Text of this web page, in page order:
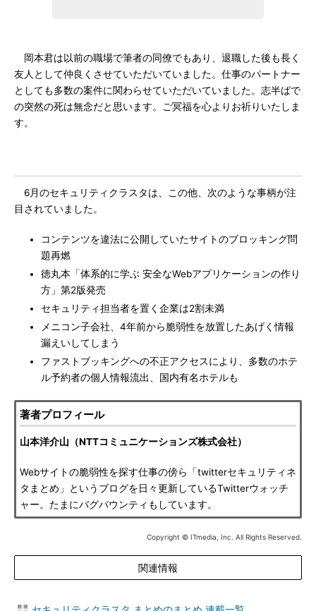
岡本君は以前の職場で筆者の同僚でもあり、退職した後も長く
友人として仲良くさせていただいていました。仕事のパートナー
としても多数の案件に関わらせていただいていました。志半ばで
の突然の死は無念だと思います。ご冥福を心よりお祈りいたしま
す。
6月のセキュリティクラスタは、この他、次のような事柄が注
目されていました。
コンテンツを違法に公開していたサイトのブロッキング問
題再燃
徳丸本「体系的に学ぶ 安全なWebアプリケーションの作り
方」第2版発売
セキュリティ担当者を置く企業は2割未満
メニコン子会社、4年前から脆弱性を放置したあげく情報
漏えいしてしまう
ファストブッキングへの不正アクセスにより、多数のホテ
ル予約者の個人情報流出、国内有名ホテルも
著者プロフィール
山本洋介山（NTTコミュニケーションズ株式会社）
Webサイトの脆弱性を探す仕事の傍ら「twitterセキュリティネ
タまとめ」というブログを日々更新しているTwitterウォッチ
ャー。たまにバグバウンティもしています。
Copyright © ITmedia, Inc. All Rights Reserved.
関連情報